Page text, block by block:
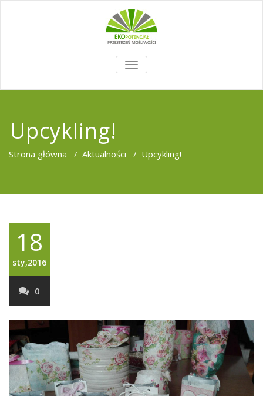
TOGGLE
NAVIGATION
Upcykling!
Strona główna / Aktualności / Upcykling!
18
sty,2016
0